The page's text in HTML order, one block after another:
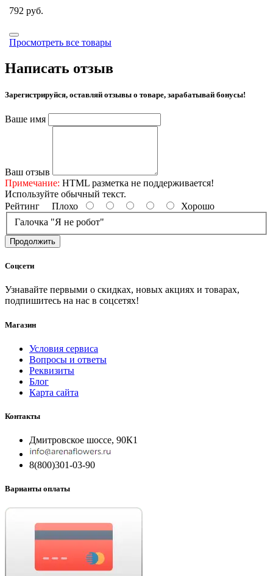
792 руб.
Просмотреть все товары
Написать отзыв
Зарегистрируйся, оставляй отзывы о товаре, зарабатывай бонусы!
Ваше имя
Ваш отзыв
Примечание: HTML разметка не поддерживается!
Используйте обычный текст.
Рейтинг Плохо
Хорошо
Галочка "Я не робот"
Продолжить
Соцсети
Узнавайте первыми о скидках, новых акциях и товарах,
подпишитесь на нас в соцсетях!
Магазин
Условия сервиса
Вопросы и ответы
Реквизиты
Блог
Карта сайта
Контакты
Дмитровское шоссе, 90К1
8(800)301-03-90
Варианты оплаты